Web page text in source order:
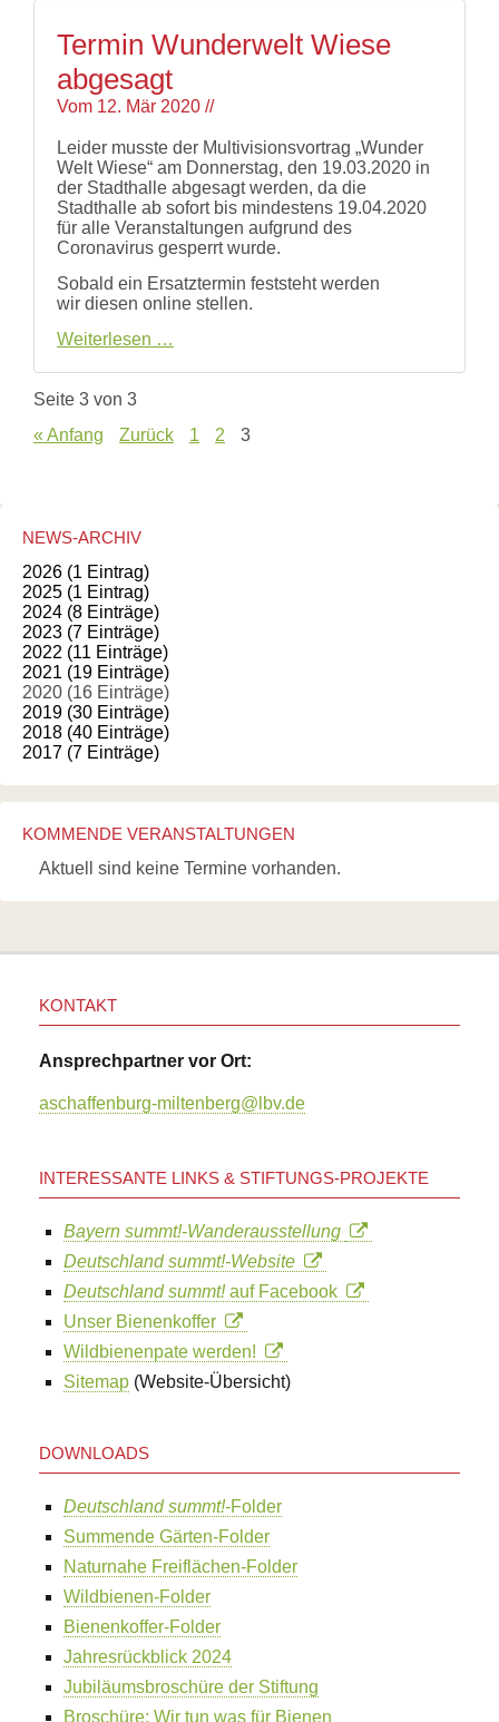
Termin Wunderwelt Wiese
abgesagt
Vom 12. Mär 2020 //
Leider musste der Multivisionsvortrag „Wunder
Welt Wiese“ am Donnerstag, den 19.03.2020 in
der Stadthalle abgesagt werden, da die
Stadthalle ab sofort bis mindestens 19.04.2020
für alle Veranstaltungen aufgrund des
Coronavirus gesperrt wurde.
Sobald ein Ersatztermin feststeht werden
wir diesen online stellen.
Weiterlesen …
Wiese
Seite 3 von 3
« Anfang
Zurück 1 2 3
NEWS-ARCHIV
2026 (1 Eintrag)
2025 (1 Eintrag)
2024 (8 Einträge)
2023 (7 Einträge)
2022 (11 Einträge)
2021 (19 Einträge)
2020 (16 Einträge)
2019 (30 Einträge)
2018 (40 Einträge)
2017 (7 Einträge)
KOMMENDE VERANSTALTUNGEN
Aktuell sind keine Termine vorhanden.
KONTAKT
Ansprechpartner vor Ort:
aschaffenburg-miltenberg@lbv.de
INTERESSANTE LINKS & STIFTUNGS-PROJEKTE
Bayern summt!-Wanderausstellung
Deutschland summt!-Website
Deutschland summt!auf Facebook
Unser Bienenkoffer
Wildbienenpate werden!
Sitemap (Website-Übersicht)
DOWNLOADS
Deutschland summt!-Folder
Summende Gärten-Folder
Naturnahe Freiflächen-Folder
Wildbienen-Folder
Bienenkoffer-Folder
Jahresrückblick 2024
Jubiläumsbroschüre der Stiftung
Broschüre: Wir tun was für Bienen